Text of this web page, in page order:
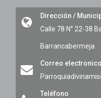
Dirección /
Calle 78 N° 22-38
Barrancabermeja
Correo electronico
Teléfono